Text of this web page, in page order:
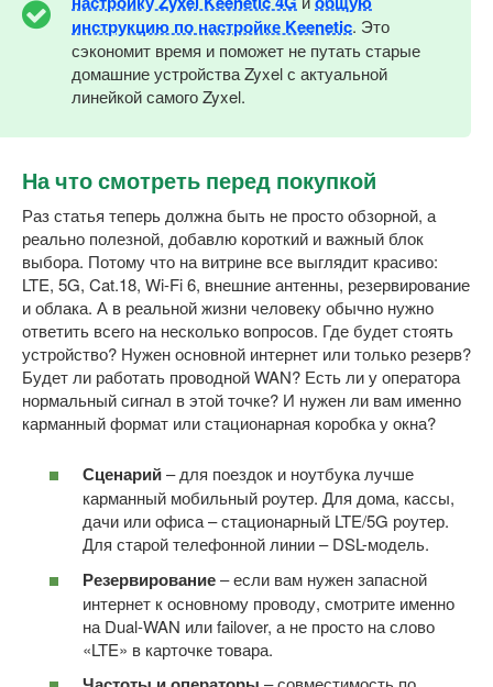
инструкцию по настройке Keenetic. Это
сэкономит время и поможет не путать старые
домашние устройства Zyxel с актуальной
линейкой самого Zyxel.
На что смотреть перед покупкой
Раз статья теперь должна быть не просто обзорной, а
реально полезной, добавлю короткий и важный блок
выбора. Потому что на витрине все выглядит красиво:
LTE, 5G, Cat.18, Wi-Fi 6, внешние антенны, резервирование
и облака. А в реальной жизни человеку обычно нужно
ответить всего на несколько вопросов. Где будет стоять
устройство? Нужен основной интернет или только резерв?
Будет ли работать проводной WAN? Есть ли у оператора
нормальный сигнал в этой точке? И нужен ли вам именно
карманный формат или стационарная коробка у окна?
Сценарий– для поездок и ноутбука лучше
карманный мобильный роутер. Для дома, кассы,
дачи или офиса – стационарный LTE/5G роутер.
Для старой телефонной линии – DSL-модель.
Резервирование– если вам нужен запасной
интернет к основному проводу, смотрите именно
на Dual-WAN или failover, а не просто на слово
«LTE» в карточке товара.